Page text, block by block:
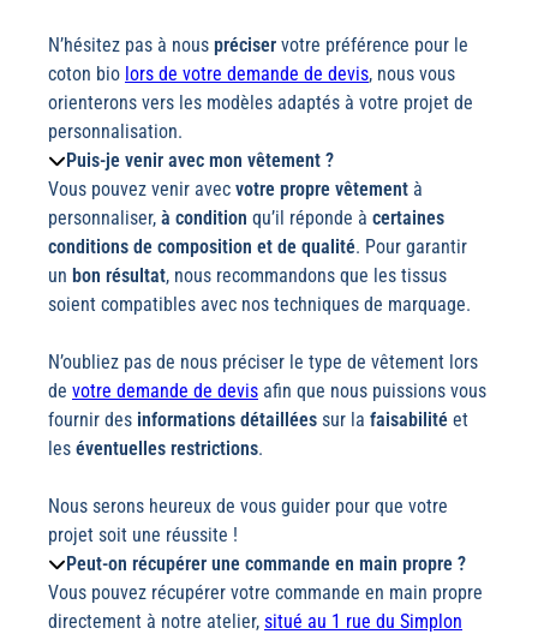
N’hésitez pas à nous préciser votre préférence pour le
coton bio lors de votre demande de devis, nous vous
orienterons vers les modèles adaptés à votre projet de
personnalisation.
Puis-je venir avec mon vêtement ?
Vous pouvez venir avec votre propre vêtement à
personnaliser, à condition qu’il réponde à certaines
conditions de composition et de qualité. Pour garantir
un bon résultat, nous recommandons que les tissus
soient compatibles avec nos techniques de marquage.
N’oubliez pas de nous préciser le type de vêtement lors
de votre demande de devis afin que nous puissions vous
fournir des informations détaillées sur la faisabilité et
les éventuelles restrictions.
Nous serons heureux de vous guider pour que votre
projet soit une réussite !
Peut-on récupérer une commande en main propre ?
Vous pouvez récupérer votre commande en main propre
directement à notre atelier, situé au 1 rue du Simplon